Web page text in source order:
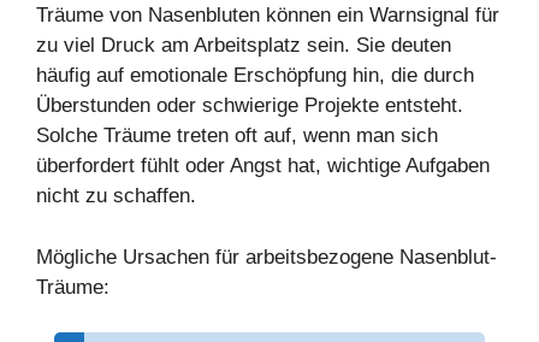
Träume von Nasenbluten können ein Warnsignal für
zu viel Druck am Arbeitsplatz sein. Sie deuten
häufig auf emotionale Erschöpfung hin, die durch
Überstunden oder schwierige Projekte entsteht.
Solche Träume treten oft auf, wenn man sich
überfordert fühlt oder Angst hat, wichtige Aufgaben
nicht zu schaffen.
Mögliche Ursachen für arbeitsbezogene Nasenblut-
Träume: